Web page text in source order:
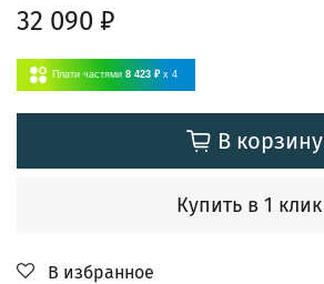
32 090 ₽
Плати частями 8 423 ₽ x 4
В корзину
Купить в 1 клик
В избранное